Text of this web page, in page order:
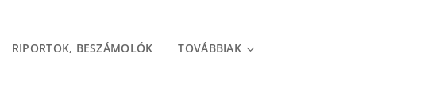
RIPORTOK, BESZÁMOLÓK TOVÁBBIAK